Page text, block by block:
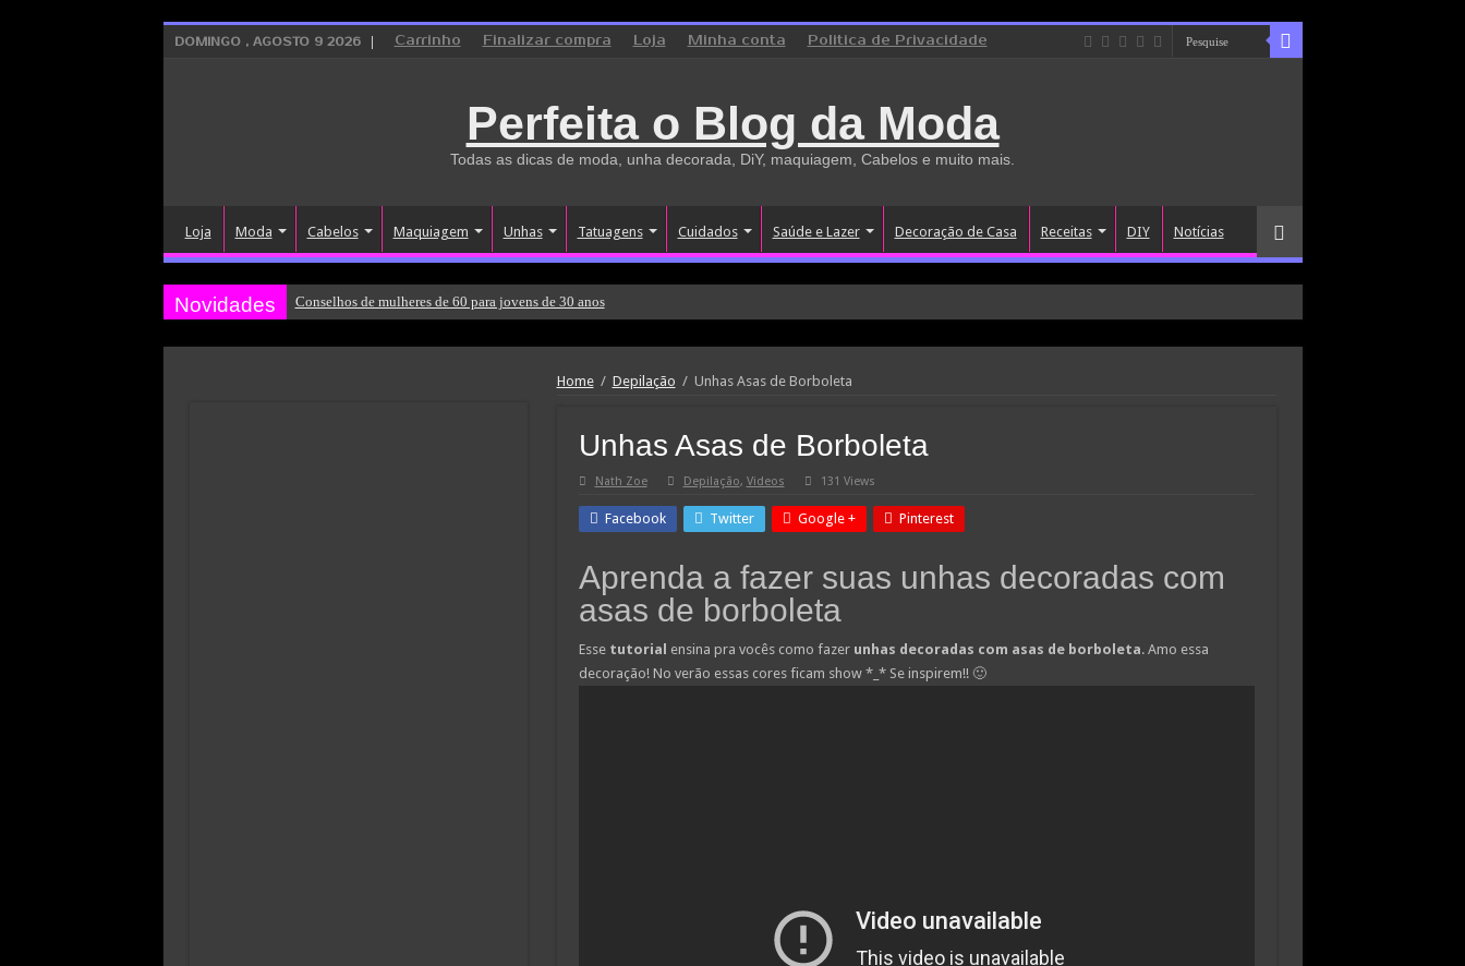
DOMINGO , AGOSTO 9 2026 Carrinho Finalizar compra Loja Minha conta Politica de Privacidade
Perfeita o Blog da Moda
Todas as dicas de moda, unha decorada, DiY, maquiagem, Cabelos e muito mais.
Loja Moda Cabelos Maquiagem Unhas Tatuagens Cuidados Saúde e Lazer Decoração de Casa Receitas DIY Notícias
Novidades Conselhos de mulheres de 60 para jovens de 30 anos
Home / Depilação / Unhas Asas de Borboleta
Unhas Asas de Borboleta
Nath Zoe Depilação, Videos 131 Views
Facebook Twitter Google + Pinterest
Aprenda a fazer suas unhas decoradas com
asas de borboleta
Esse tutorial ensina pra vocês como fazer unhas decoradas com asas de borboleta. Amo essa
decoração! No verão essas cores ficam show *_* Se inspirem!! 🙂